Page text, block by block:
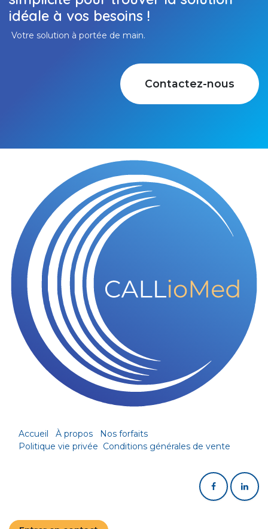
idéale à vos besoins !
Votre solution à portée de main.
Contactez-nous
Accueil À propos
Nos forfaits
Politique vie privée Conditions générales de vente